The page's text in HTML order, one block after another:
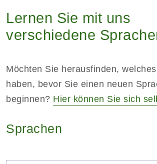
Lernen Sie mit uns
verschiedene
Möchten Sie herausfinden,
haben, bevor Sie einen neuen
beginnen? Hier können Sie sich
Sprachen